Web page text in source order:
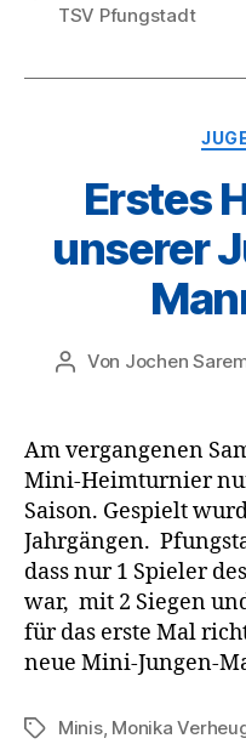
TSV Pfungstadt
Erstes
unserer
Beitragsautor
Von Jochen
Am vergangenen
Mini-Heimturnier
Saison. Gespielt
Jahrgängen.
dass nur 1 Spieler
war, mit 2 Siegen
für das erste Mal
neue Mini-Jungen-
Schlagwörter
Minis, Monika